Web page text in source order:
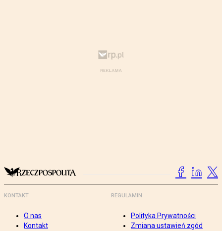
KONTAKT
O nas
Kontakt
REGULAMIN
Polityka Prywatności
Zmiana ustawień zgód